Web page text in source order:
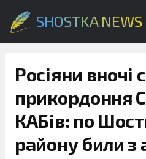
SHOSTKA NEWS
Росіяни вночі
прикордоння
КАБів: по
району били з